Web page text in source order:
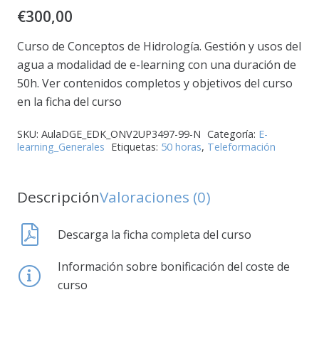
€300,00
Curso de Conceptos de Hidrología. Gestión y usos del
agua a modalidad de e-learning con una duración de
50h. Ver contenidos completos y objetivos del curso
en la ficha del curso
SKU: AulaDGE_EDK_ONV2UP3497-99-N Categoría: E-
learning_Generales Etiquetas: 50 horas, Teleformación
DescripciónValoraciones (0)
Descarga la ficha completa del curso
Información sobre bonificación del coste de
curso